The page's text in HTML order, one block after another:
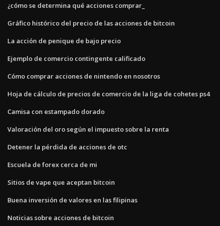
¿cómo se determina qué acciones comprar_
Gráfico histórico del precio de las acciones de bitcoin
La acción de penique de bajo precio
Ejemplo de comercio contingente calificado
Cómo comprar acciones de nintendo en nosotros
Hoja de cálculo de precios de comercio de la liga de cohetes ps4
Camisa con estampado dorado
Valoración del oro según el impuesto sobre la renta
Detener la pérdida de acciones de otc
Escuela de forex cerca de mi
Sitios de vape que aceptan bitcoin
Buena inversión de valores en las filipinas
Noticias sobre acciones de bitcoin